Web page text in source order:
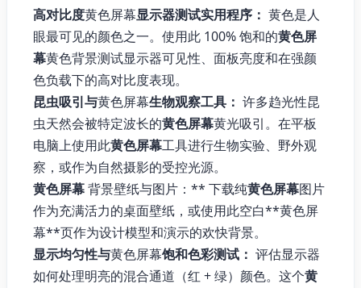
高对比度黄色屏幕显示器测试实用程序： 黄色是人
眼最可见的颜色之一。使用此 100% 饱和的黄色屏
幕黄色背景测试显示器可见性、面板亮度和在强颜
色负载下的高对比度表现。
昆虫吸引与黄色屏幕生物观察工具： 许多趋光性昆
虫天然会被特定波长的黄色屏幕黄光吸引。在平板
电脑上使用此黄色屏幕工具进行生物实验、野外观
察，或作为自然摄影的受控光源。
黄色屏幕背景壁纸与图片：** 下载纯黄色屏幕图片
作为充满活力的桌面壁纸，或使用此空白**黄色屏
幕**页作为设计模型和演示的欢快背景。
显示均匀性与黄色屏幕饱和色彩测试： 评估显示器
如何处理明亮的混合通道（红 + 绿）颜色。这个黄